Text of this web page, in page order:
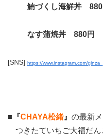
鮪づくし海鮮丼 880
なす蒲焼丼 880円
[SNS] https://www.instagram.com/
■ 『CHAYA松緒』 の最新
つきたていちご大福だ